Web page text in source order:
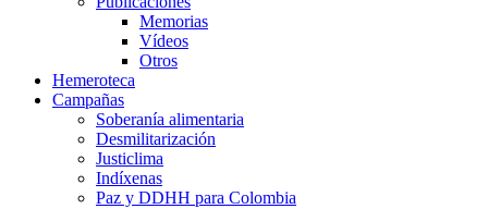
Memorias
Vídeos
Otros
Hemeroteca
Campañas
Soberanía alimentaria
Desmilitarización
Justiclima
Indíxenas
Paz y DDHH para Colombia